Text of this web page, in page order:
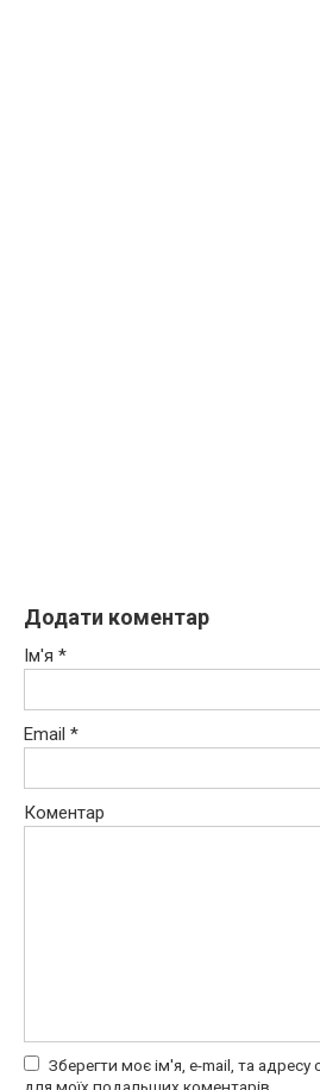
Додати коментар
Ім'я *
Email *
Коментар
Зберегти моє ім'я, e-mail, та адресу